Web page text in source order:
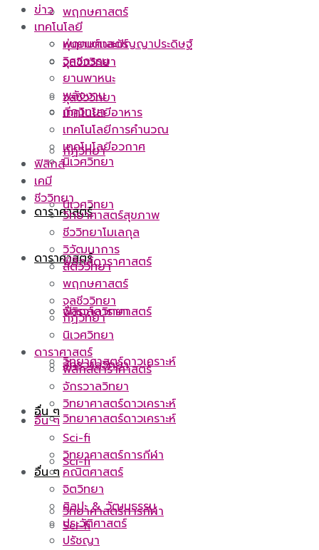
พฤกษศาสตร์
จุลชีววิทยา
กีฏวิทยา
นิเวศวิทยา
ดาราศาสตร์
ฟิสิกส์ดาราศาสตร์
จักรวาลวิทยา
วิทยาศาสตร์ดาวเคราะห์
อื่น ๆ
Sci-fi
พฤกษศาสตร์
จุลชีววิทยา
กีฏวิทยา
นิเวศวิทยา
ดาราศาสตร์
ฟิสิกส์ดาราศาสตร์
จักรวาลวิทยา
วิทยาศาสตร์ดาวเคราะห์
อื่น ๆ
Sci-fi
วิทยาศาสตร์การกีฬา
ข่าว
เทคโนโลยี
หุ่นยนต์และปัญญาประดิษฐ์
วิศวกรรม
ยานพาหนะ
พลังงาน
เทคโนโลยีอาหาร
เทคโนโลยีการคำนวณ
เทคโนโลยีอวกาศ
ฟิสิกส์
เคมี
ชีววิทยา
วิทยาศาสตร์สุขภาพ
ชีววิทยาโมเลกุล
วิวัฒนาการ
สัตววิทยา
พฤกษศาสตร์
จุลชีววิทยา
กีฏวิทยา
นิเวศวิทยา
ดาราศาสตร์
ฟิสิกส์ดาราศาสตร์
จักรวาลวิทยา
วิทยาศาสตร์ดาวเคราะห์
อื่น ๆ
Sci-fi
วิทยาศาสตร์การกีฬา
คณิตศาสตร์
จิตวิทยา
ศิลปะ & วัฒนธรรม
ประวัติศาสตร์
ปรัชญา